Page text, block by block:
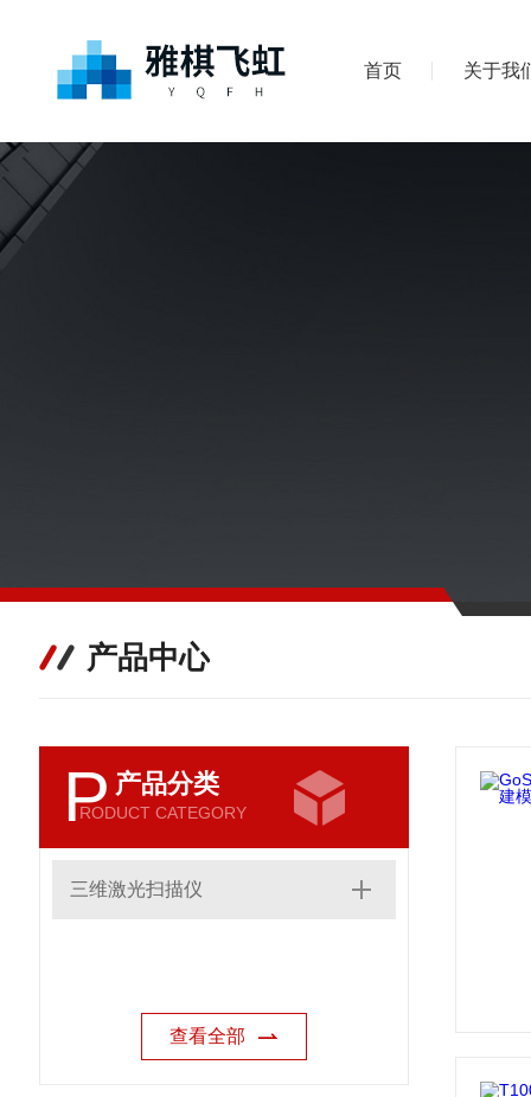
首页 关于我
产品中心
P 产品分类
RODUCT CATEGORY
三维激光扫描仪
查看全部